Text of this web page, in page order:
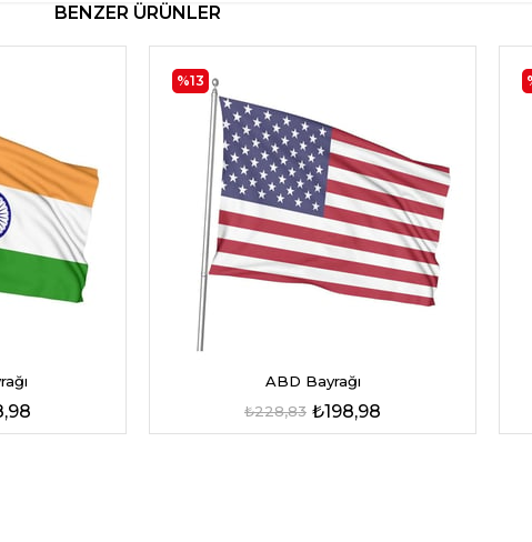
BENZER ÜRÜNLER
ABD Bayrağı
₺198,98
₺228,83
%13